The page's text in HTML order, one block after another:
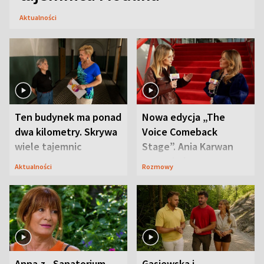
Aktualności
Ten budynek ma ponad
dwa kilometry. Skrywa
wiele tajemnic
Aktualności
Nowa edycja „The
Voice Comeback
Stage”. Ania Karwan
zapowiada
Rozmowy